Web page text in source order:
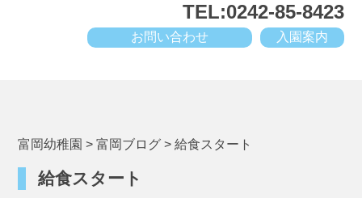
TEL:0242-85-8423
入園案内
お問い合わせ
富岡幼稚園 >富岡ブログ >給食スタート
給食スタート